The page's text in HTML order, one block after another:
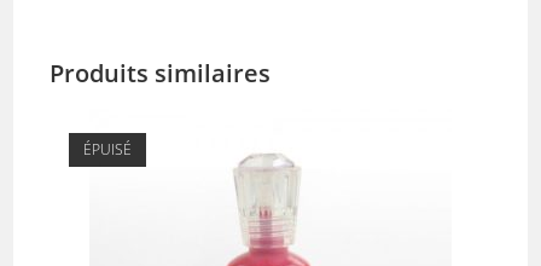
Produits similaires
ÉPUISÉ